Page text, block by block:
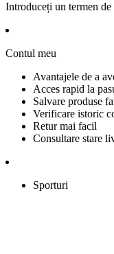
Introduceți un termen de
Contul meu
Avantajele de a
Acces rapid la
Salvare produse
Verificare istoric
Retur mai facil
Consultare stare
Sporturi